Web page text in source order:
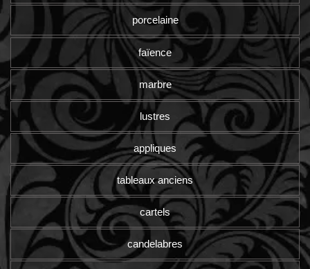
porcelaine
faïence
marbre
lustres
appliques
tableaux anciens
cartels
candelabres